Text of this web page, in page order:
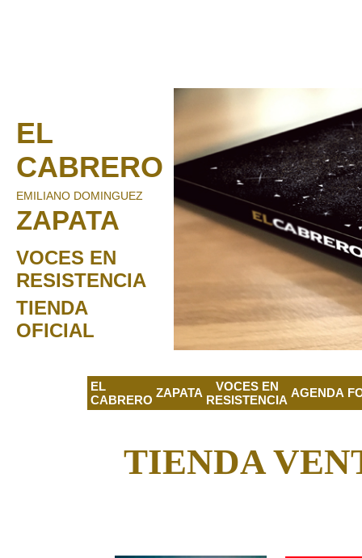
EL
CABRERO
EMILIANO DOMINGUEZ
ZAPATA
VOCES EN
RESISTENCIA
TIENDA
OFICIAL
EL
CABRERO
ZAPATA
VOCES EN
RESISTENCIA
AGENDA
TIENDA